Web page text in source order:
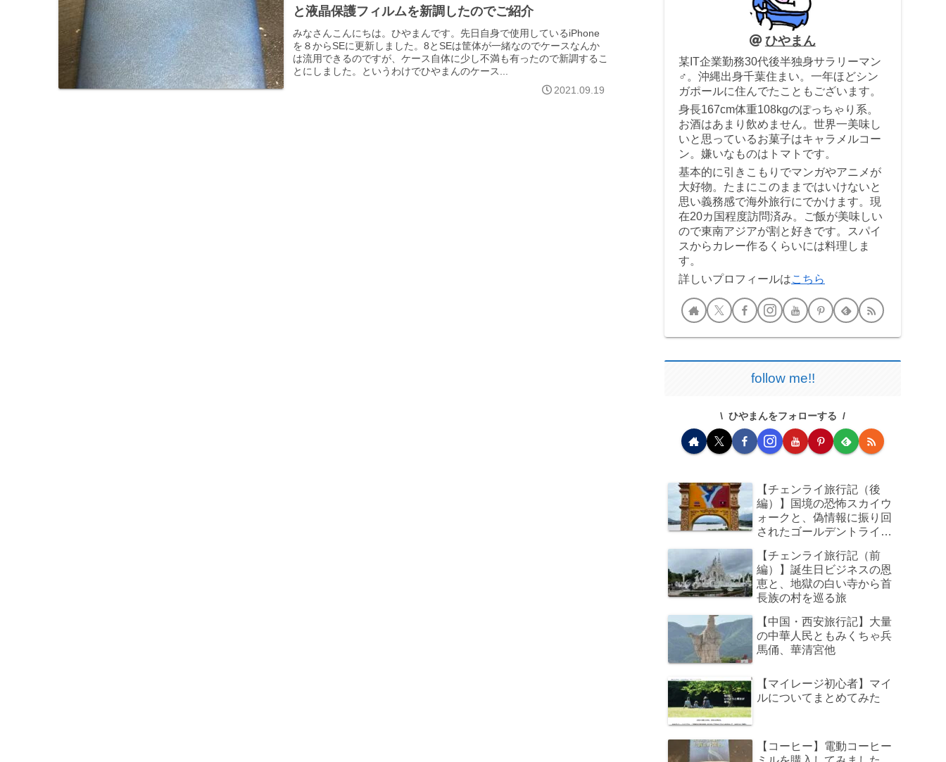
と液晶保護フィルムを新調したのでご紹介
みなさんこんにちは。ひやまんです。先日自身で使用しているiPhone
を８からSEに更新しました。8とSEは筐体が一緒なのでケースなんか
は流用できるのですが、ケース自体に少し不満も有ったので新調するこ
とにしました。というわけでひやまんのケース...
2021.09.19
ひやまん
某IT企業勤務30代後半独身サラリーマン
♂。沖縄出身千葉住まい。一年ほどシン
ガポールに住んでたこともございます。
身長167cm体重108kgのぽっちゃり系。
お酒はあまり飲めません。世界一美味し
いと思っているお菓子はキャラメルコー
ン。嫌いなものはトマトです。
基本的に引きこもりでマンガやアニメが
大好物。たまにこのままではいけないと
思い義務感で海外旅行にでかけます。現
在20カ国程度訪問済み。ご飯が美味しい
ので東南アジアが割と好きです。スパイ
スからカレー作るくらいには料理しま
す。
詳しいプロフィールはこちら
follow me!!
ひやまんをフォローする
【チェンライ旅行記（後
編）】国境の恐怖スカイウ
ォークと、偽情報に振り回
されたゴールデントライア
ネスクラスで足元の狭さに
咽び泣く旅
【チェンライ旅行記（前
編）】誕生日ビジネスの恩
恵と、地獄の白い寺から首
長族の村を巡る旅
【中国・西安旅行記】大量
の中華人民ともみくちゃ兵
馬俑、華清宮他
【マイレージ初心者】マイ
ルについてまとめてみた
【コーヒー】電動コーヒー